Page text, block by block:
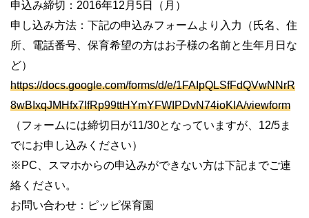
申込み締切： 2016年12 月 5日（月）
申し込み方法：下記の申込みフォームより入力（氏名、住
所、電話番号、保育希望の方はお子様の名前と生年月日な
ど）
https://docs.google.com/forms/d/e/1FAIpQLSfFdQVwNNrR
8wBIxqJMHfx7IfRp99ttHYmYFWIPDvN74ioKIA/viewform
（フォームには締切日が11/30となっていますが、 12/5ま
でにお申し込みください）
※ PC 、スマホからの申込みができない方は下記までご連
絡ください。
お問い合わせ：ピッピ保育園